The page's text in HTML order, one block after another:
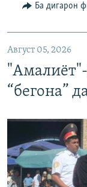
Ба дигарон
Август 05, 2026
“бегона”